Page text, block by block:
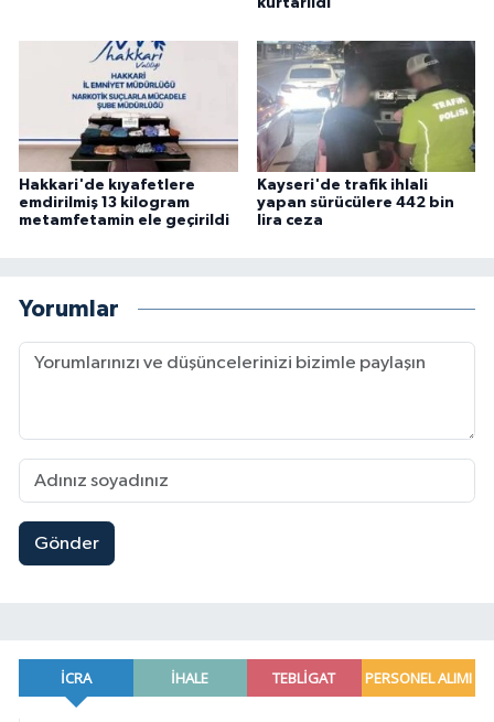
kurtarıldı
Hakkari'de kıyafetlere
emdirilmiş 13 kilogram
metamfetamin ele geçirildi
Kayseri'de trafik ihlali
yapan sürücülere 442 bin
lira ceza
Yorumlar
Gönder